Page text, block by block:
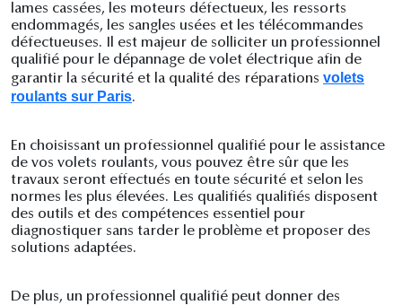
lames cassées, les moteurs défectueux, les ressorts
endommagés, les sangles usées et les télécommandes
défectueuses. Il est majeur de solliciter un professionnel
qualifié pour le dépannage de volet électrique afin de
garantir la sécurité et la qualité des réparations volets
roulants sur Paris.
En choisissant un professionnel qualifié pour le assistance
de vos volets roulants, vous pouvez être sûr que les
travaux seront effectués en toute sécurité et selon les
normes les plus élevées. Les qualifiés qualifiés disposent
des outils et des compétences essentiel pour
diagnostiquer sans tarder le problème et proposer des
solutions adaptées.
De plus, un professionnel qualifié peut donner des